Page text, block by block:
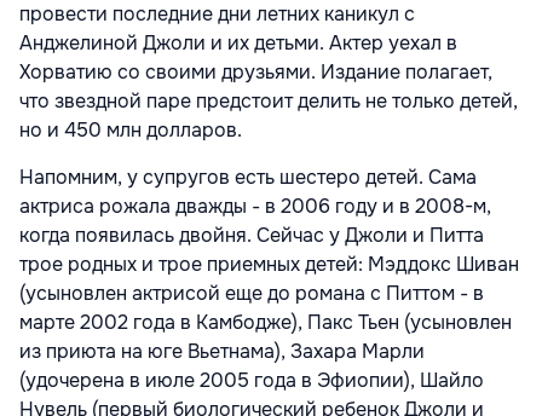
провести последние дни летних каникул с
Анджелиной Джоли и их детьми. Актер уехал в
Хорватию со своими друзьями. Издание полагает,
что звездной паре предстоит делить не только детей,
но и 450 млн долларов.
Напомним, у супругов есть шестеро детей. Сама
актриса рожала дважды - в 2006 году и в 2008-м,
когда появилась двойня. Сейчас у Джоли и Питта
трое родных и трое приемных детей: Мэддокс Шиван
(усыновлен актрисой еще до романа с Питтом - в
марте 2002 года в Камбодже), Пакс Тьен (усыновлен
из приюта на юге Вьетнама), Захара Марли
(удочерена в июле 2005 года в Эфиопии), Шайло
Нувель (первый биологический ребенок Джоли и